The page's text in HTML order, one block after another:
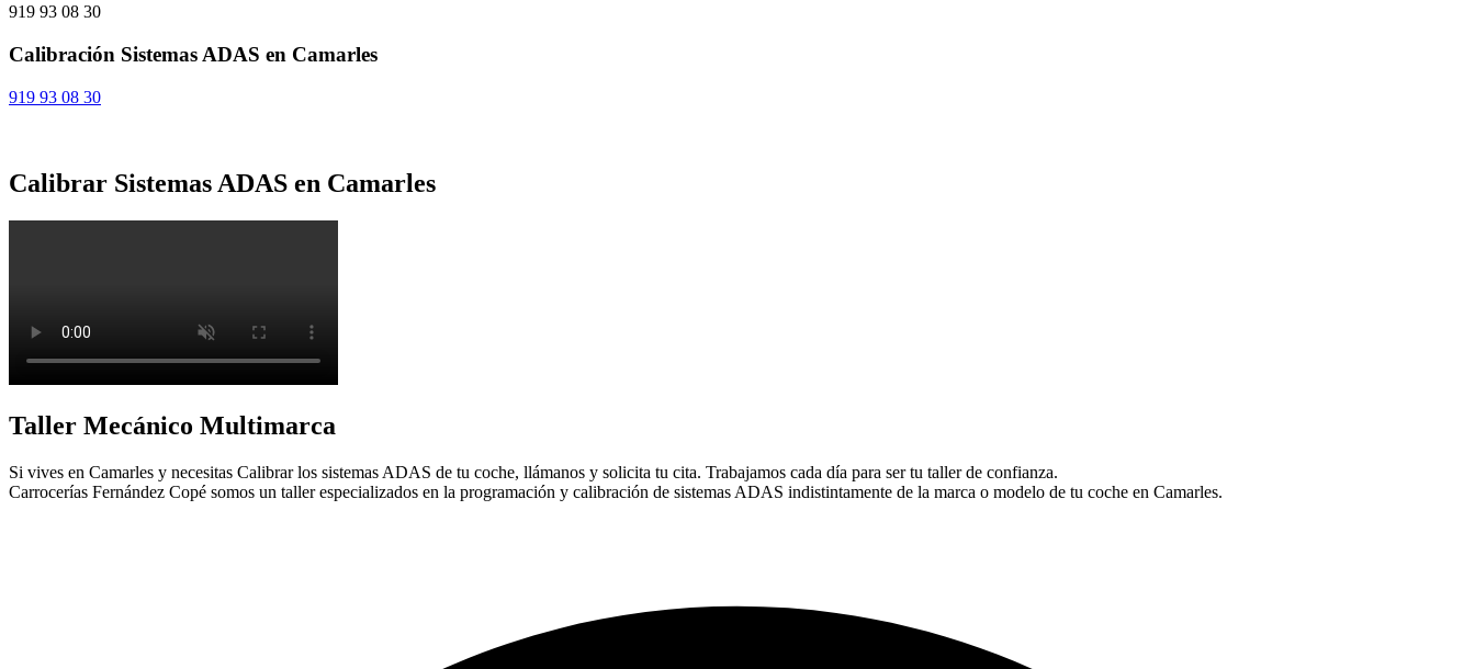
919 93 08 30
Calibración Sistemas ADAS en Camarles
919 93 08 30
Calibrar Sistemas ADAS en Camarles
Taller Mecánico Multimarca
Si vives en Camarles y necesitas Calibrar los sistemas ADAS de tu coche, llámanos y solicita tu cita. Trabajamos cada día para ser tu taller de confianza.
Carrocerías Fernández Copé somos un taller especializados en la programación y calibración de sistemas ADAS indistintamente de la marca o modelo de tu coche en Camarles.